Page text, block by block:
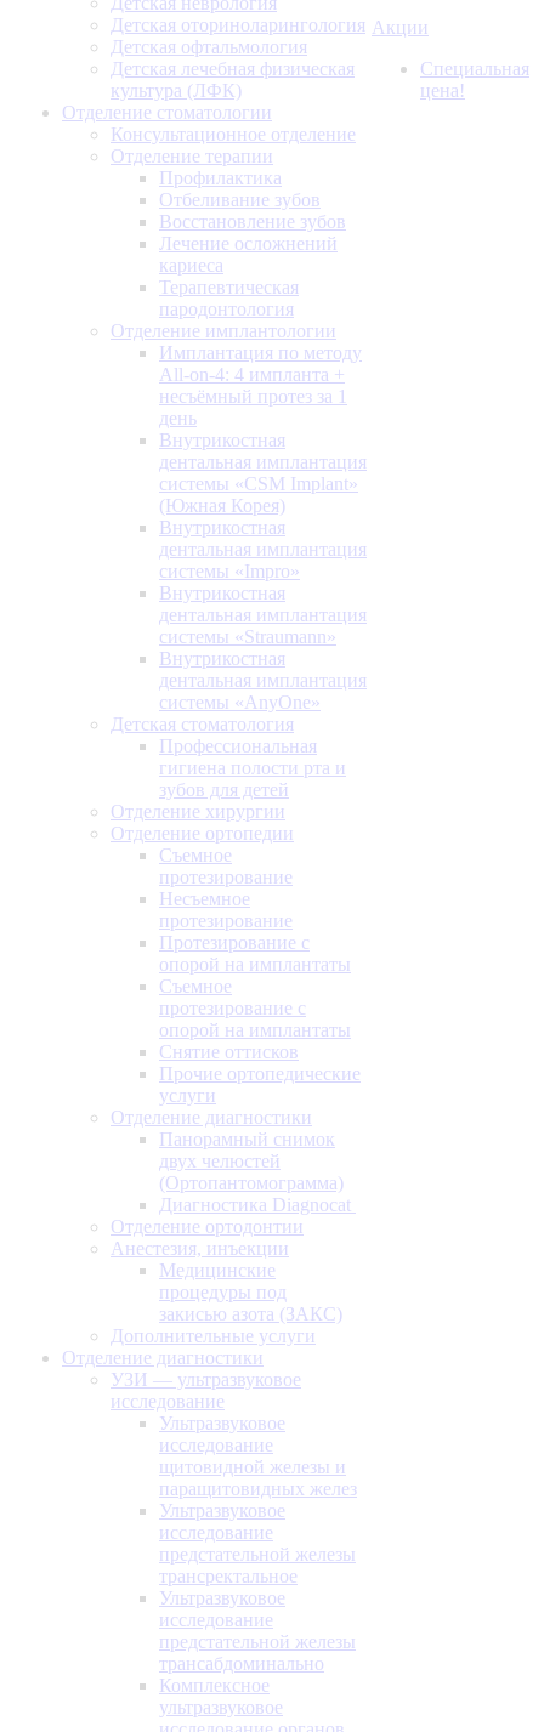
Детская оториноларингология
Детская офтальмология
Детская лечебная физическая
культура (ЛФК)
Отделение стоматологии
Консультационное отделение
Отделение терапии
Профилактика
Отбеливание зубов
Восстановление зубов
Лечение осложнений
кариеса
Терапевтическая
пародонтология
Отделение имплантологии
Имплантация по методу
All-on-4: 4 импланта +
несъёмный протез за 1
день
Внутрикостная
дентальная имплантация
системы «CSM Implant»
(Южная Корея)
Внутрикостная
дентальная имплантация
системы «Impro»
Внутрикостная
дентальная имплантация
системы «Straumann»
Внутрикостная
дентальная имплантация
системы «AnyOne»
Детская стоматология
Профессиональная
гигиена полости рта и
зубов для детей
Отделение хирургии
Отделение ортопедии
Съемное
протезирование
Несъемное
протезирование
Протезирование с
опорой на имплантаты
Съемное
протезирование с
опорой на имплантаты
Снятие оттисков
Прочие ортопедические
услуги
Отделение диагностики
Панорамный снимок
двух челюстей
(Ортопантомограмма)
Диагностика Diagnocat
Отделение ортодонтии
Анестезия, инъекции
Медицинские
процедуры под
закисью азота (ЗАКС)
Дополнительные услуги
Отделение диагностики
УЗИ — ультразвуковое
исследование
Ультразвуковое
исследование
щитовидной железы и
паращитовидных желез
Ультразвуковое
исследование
предстательной железы
трансректальное
Ультразвуковое
исследование
предстательной железы
трансабдоминально
Комплексное
ультразвуковое
Акции
Специальная
цена!